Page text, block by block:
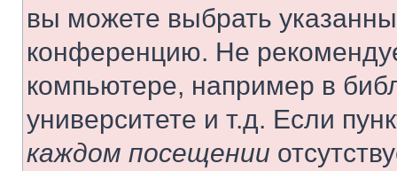
вы можете выбрать
конференцию. Не
компьютере, например в
университете и т.д. Если
каждом посещении